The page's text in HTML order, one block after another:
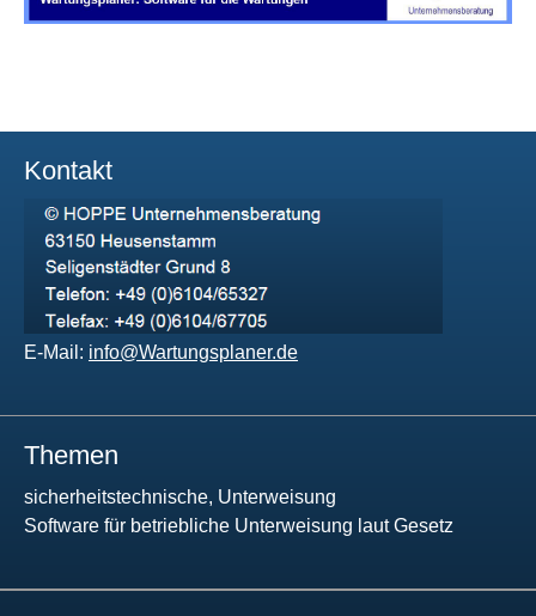
Kontakt
E-Mail: info@Wartungsplaner.de
Themen
sicherheitstechnische, Unterweisung
Software für betriebliche Unterweisung laut Gesetz